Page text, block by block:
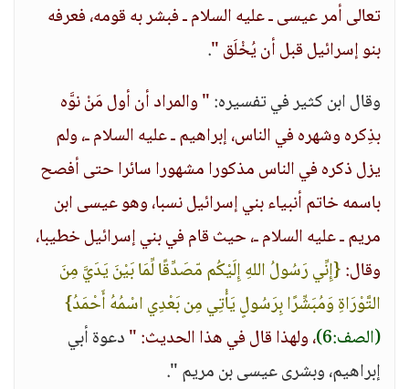
تعالى أمر عيسى ـ عليه السلام ـ فبشر به قومه، فعرفه
بنو إسرائيل قبل أن يُخْلَق ".
وقال ابن كثير في تفسيره:" والمراد أن أول مَنْ نوَّه
بذِكره وشهره في الناس، إبراهيم ـ عليه السلام ـ، ولم
يزل ذكره في الناس مذكورا مشهورا سائرا حتى أفصح
باسمه خاتم أنبياء بني إسرائيل نسبا، وهو عيسى ابن
مريم ـ عليه السلام ـ، حيث قام في بني إسرائيل خطيبا،
وقال:{إِنِّي رَسُولُ اللهِ إِلَيْكُم مّصَدِّقًا لِّمَا بَيْنَ يَدَيَّ مِنَ
التَّوْرَاةِ وَمُبَشِّرًا بِرَسُولٍ يَأْتِي مِن بَعْدِي اسْمُهُ أَحْمَدُ}
(الصف:6) ، ولهذا قال في هذا الحديث: "دعوة أبي
إبراهيم، وبشرى عيسى بن مريم ".